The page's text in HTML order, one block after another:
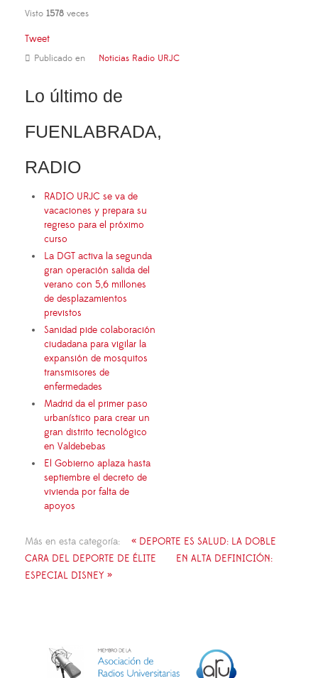
Visto 1578 veces
Tweet
Publicado en Noticias Radio URJC
Lo último de
FUENLABRADA,
RADIO
RADIO URJC se va de
vacaciones y prepara su
regreso para el próximo
curso
La DGT activa la segunda
gran operación salida del
verano con 5,6 millones
de desplazamientos
previstos
Sanidad pide colaboración
ciudadana para vigilar la
expansión de mosquitos
transmisores de
enfermedades
Madrid da el primer paso
urbanístico para crear un
gran distrito tecnológico
en Valdebebas
El Gobierno aplaza hasta
septiembre el decreto de
vivienda por falta de
apoyos
Más en esta categoría:
« DEPORTE ES SALUD: LA DOBLE
CARA DEL DEPORTE DE ÉLITE
EN ALTA DEFINICIÓN:
ESPECIAL DISNEY »